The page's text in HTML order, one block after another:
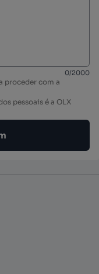
0/2000
proceder com a
pessoais é a OLX